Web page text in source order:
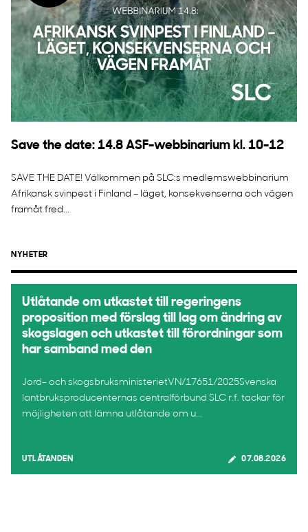
Save the date: 14.8 ASF-webbinarium kl. 10-12
SAVE THE DATE! Välkommen på SLC:s medlemswebbinarium
Afrikansk svinpest i Finland – läget, konsekvenserna och vägen
framåt fred...
NYHETER
Utlåtande om utkastet till regeringens
proposition med förslag till lag om ändring av
skogslagen och utkastet till förordningar som
har samband med den
Jord- och skogsbruksministerietVN/17651/2025Svenska
lantbruksproducenternas centralförbund SLC r.f. tackar för
möjligheten att lämna utlåtande om u...
UTLÅTANDEN 07.08.2026